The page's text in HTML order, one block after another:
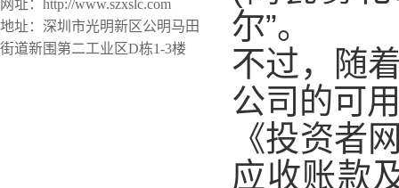
网址：http://www.szxslc.com
地址：深圳市光明新区公明马田
街道新围第二工业区D栋1-3楼
尔”。
不过，随
公司的可
《投资者
应收账款